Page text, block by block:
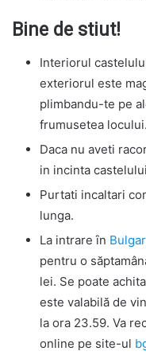
Bine de stiut!
Interiorul
exteriorul este
plimbandu-te pe
frumusetea locului.
Daca nu aveti
in incinta
Purtati incaltari
lunga.
La intrare ȋn
pentru o
lei. Se poate
este valabilă de
la ora 23.59. Va
online pe site-ul